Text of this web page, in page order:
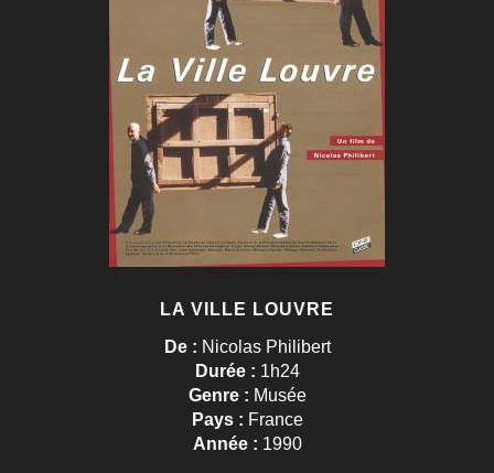
LA VILLE LOUVRE
De : Nicolas Philibert
Durée : 1h24
Genre : Musée
Pays : France
Année : 1990